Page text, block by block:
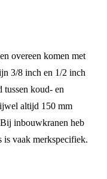
overeen komen met
3/8 inch en 1/2 inch
tussen koud- en
altijd 150 mm
inbouwkranen heb
is vaak merkspecifiek.